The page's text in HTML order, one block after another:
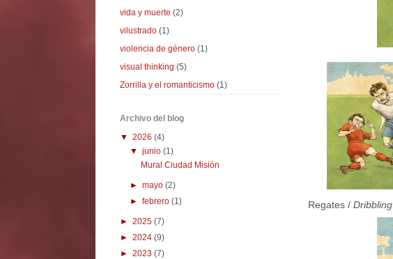
Regates / Dribbling
vida y muerte (2)
vilustrado (1)
violencia de género (1)
visual thinking (5)
Zorrilla y el romanticismo (1)
Archivo del blog
▼ 2026 (4)
▼junio(1)
Mural Ciudad Misión
►mayo(2)
►febrero(1)
► 2025 (7)
► 2024 (9)
► 2023 (7)